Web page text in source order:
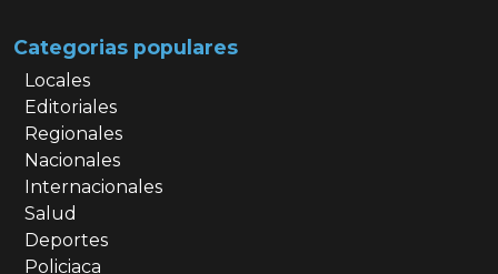
Categorias populares
Locales
Editoriales
Regionales
Nacionales
Internacionales
Salud
Deportes
Policiaca